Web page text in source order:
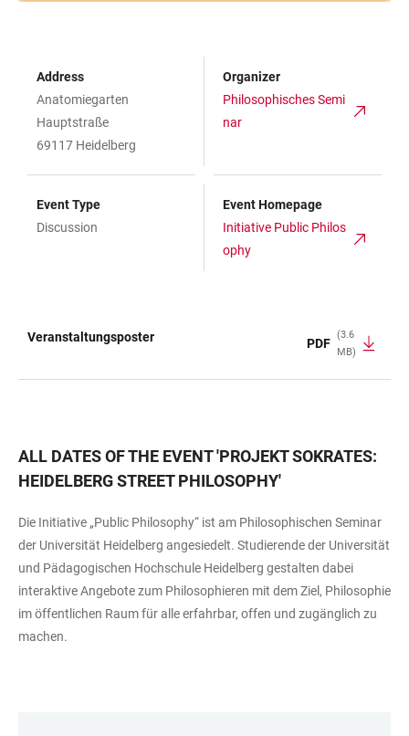
Address
Anatomiegarten
Hauptstraße
69117 Heidelberg
Organizer
Philosophisches Semi
nar
Event Type
Discussion
Event Homepage
Initiative Public Philos
ophy
Veranstaltungsposter PDF
(3.6
MB)
ALL DATES OF THE EVENT'PROJEKT SOKRATES:
HEIDELBERG STREET PHILOSOPHY'
Die Initiative „Public Philosophy“ ist am Philosophischen Seminar
der Universität Heidelberg angesiedelt. Studierende der Universität
und Pädagogischen Hochschule Heidelberg gestalten dabei
interaktive Angebote zum Philosophieren mit dem Ziel, Philosophie
im öffentlichen Raum für alle erfahrbar, offen und zugänglich zu
machen.